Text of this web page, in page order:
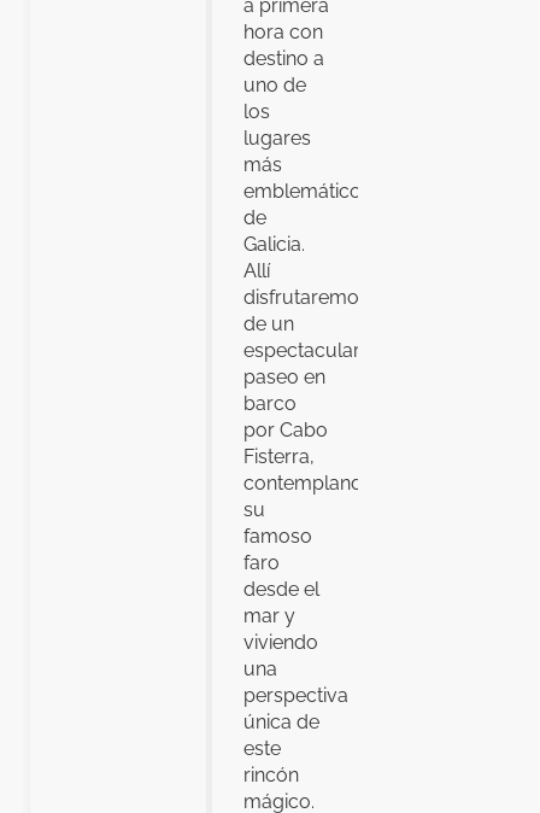
a primera
hora con
destino a
uno de
los
lugares
más
emblemáticos
de
Galicia.
Allí
disfrutaremos
de un
espectacular
paseo en
barco
por Cabo
Fisterra,
contemplando
su
famoso
faro
desde el
mar y
viviendo
una
perspectiva
única de
este
rincón
mágico.